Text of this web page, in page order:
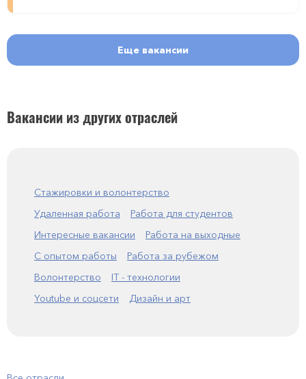
Еще вакансии
Вакансии из других отраслей
Стажировки и волонтерство
Удаленная работа
Работа для студентов
Интересные вакансии
Работа на выходные
С опытом работы
Работа за рубежом
Волонтерство
IT - технологии
Youtube и соцсети
Дизайн и арт